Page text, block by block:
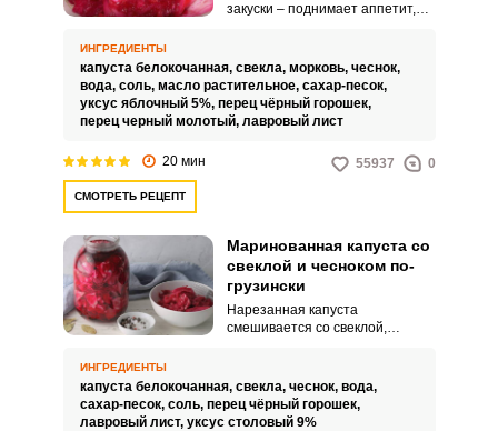
закуски – поднимает аппетит,
довольно быстро – через день
блюдо уже будет готово к
подаче.
ИНГРЕДИЕНТЫ
капуста белокочанная, свекла, морковь, чеснок,
вода, соль, масло растительное, сахар-песок,
уксус яблочный 5%, перец чёрный горошек,
перец черный молотый, лавровый лист
20 мин 55937 0
СМОТРЕТЬ РЕЦЕПТ
Маринованная капуста со
свеклой и чесноком по-
грузински
Нарезанная капуста
смешивается со свеклой,
маринадом из воды, сахара,
соли, перца, лаврового листа,
уксуса, оставляется до полного
ИНГРЕДИЕНТЫ
капуста белокочанная, свекла, чеснок, вода,
сахар-песок, соль, перец чёрный горошек,
лавровый лист, уксус столовый 9%